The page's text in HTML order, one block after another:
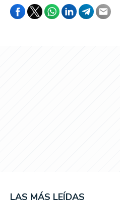
LAS MÁS LEÍDAS